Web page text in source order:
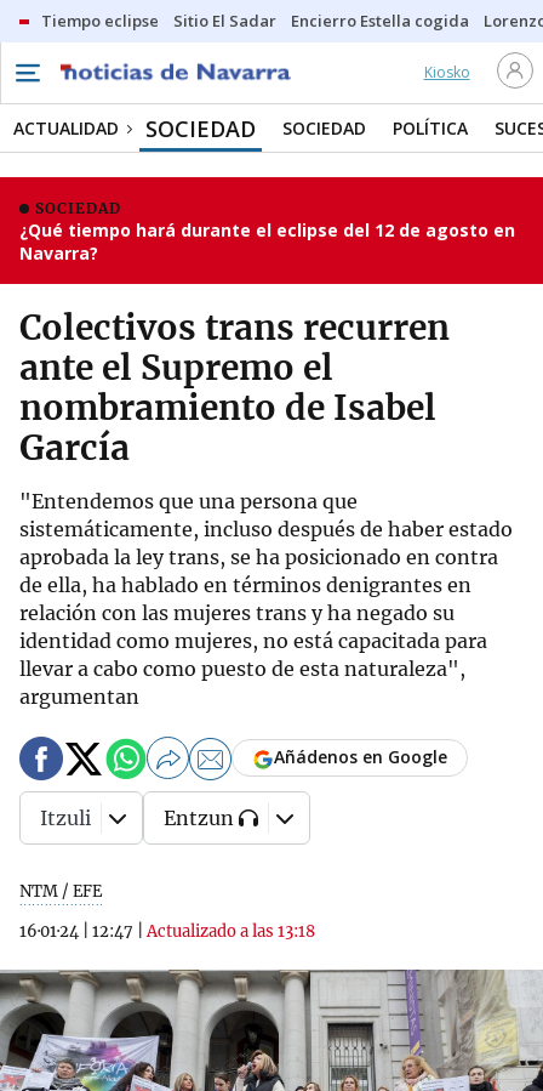
Tiempo eclipse Sitio El Sadar Encierro Estella cogida
Kiosko
ACTUALIDAD SOCIEDAD SOCIEDAD POLÍTICA
SOCIEDAD
¿Qué tiempo hará durante el eclipse del 12 de agosto en
Navarra?
Colectivos trans recurren
ante el Supremo el
nombramiento de Isabel
García
"Entendemos que una persona que
sistemáticamente, incluso después de haber estado
aprobada la ley trans, se ha posicionado en contra
de ella, ha hablado en términos denigrantes en
relación con las mujeres trans y ha negado su
identidad como mujeres, no está capacitada para
llevar a cabo como puesto de esta naturaleza",
argumentan
NTM / EFE
16·01·24
12:47 |Actualizado a las 13:18
Añádenos en Google
Itzuli Entzun